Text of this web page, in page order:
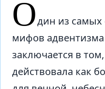
Один из
мифов
заключается в
действовала как